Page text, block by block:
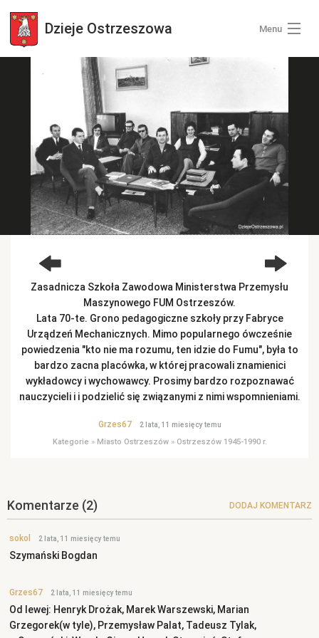
Dzieje Ostrzeszowa Menu
Wszystkie zdjęcia
Kategorie zdjęć
Zaloguj się
+ Dodaj zdjęcia
Zasadnicza Szkoła Zawodowa Ministerstwa Przemysłu
Maszynowego FUM Ostrzeszów.
Lata 70-te. Grono pedagogiczne szkoły przy Fabryce
Urządzeń Mechanicznych. Mimo popularnego ówcześnie
powiedzenia "kto nie ma rozumu, ten idzie do Fumu", była to
bardzo zacna placówka, w której pracowali znamienici
wykładowcy i wychowawcy. Prosimy bardzo rozpoznawać
nauczycieli i i podzielić się związanymi z nimi wspomnieniami.
Grzes67 2 lata, 11 miesięcy temu
Kategorie » Miasto Ostrzeszów» Ostrzeszów 1945-1990 r.
Komentarze (2) DODAJ KOMENTARZ
sokol 2 lata, 11 miesięcy temu
Szymański Bogdan
Grzes67 2 lata, 11 miesięcy temu
Od lewej: Henryk Drożak, Marek Warszewski, Marian
Grzegorek(w tyle), Przemysław Palat, Tadeusz Tylak,